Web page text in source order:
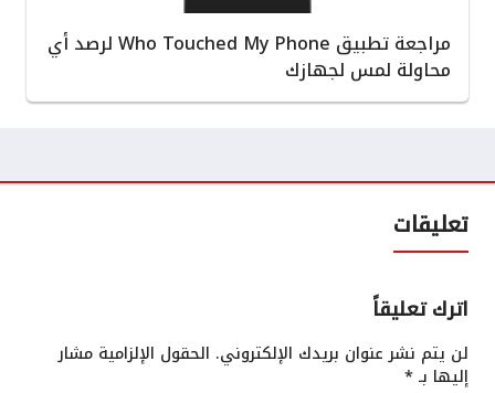
مراجعة تطبيق Who Touched My Phone لرصد أي
محاولة لمس لجهازك
تعليقات
اترك تعليقاً
لن يتم نشر عنوان بريدك الإلكتروني. الحقول الإلزامية مشار
إليها بـ*